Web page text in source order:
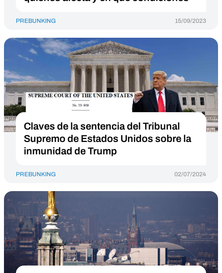
PREBUNKING 15/09/2023
Claves de la sentencia del Tribunal
Supremo de Estados Unidos sobre la
inmunidad de Trump
PREBUNKING 02/07/2024